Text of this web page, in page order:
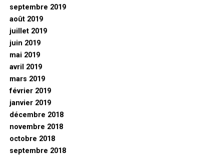
septembre 2019
août 2019
juillet 2019
juin 2019
mai 2019
avril 2019
mars 2019
février 2019
janvier 2019
décembre 2018
novembre 2018
octobre 2018
septembre 2018